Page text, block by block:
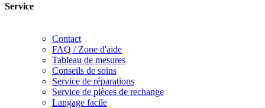
Service
Contact
FAQ / Zone d'aide
Tableau de mesures
Conseils de soins
Service de réparations
Service de pièces de rechange
Langage facile